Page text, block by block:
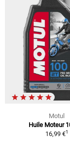
Motul
Huile Moteur
16,99 €1